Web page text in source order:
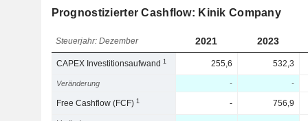
Prognostizierter Cashflow: Kinik Company
Steuerjahr: Dezember 2021 2023
CAPEX Investitionsaufwand1 255,6 532,3
Veränderung - -
Free Cashflow (FCF)1 - 756,9